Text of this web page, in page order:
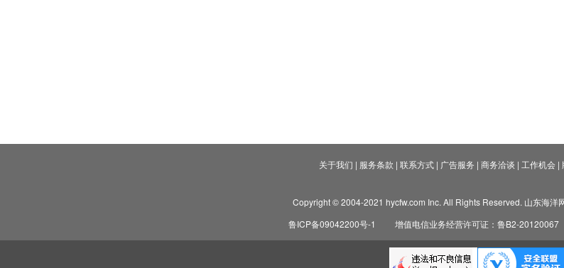
关于我们 | 服务条款 | 联系方式| 广告服务 | 商务洽谈 | 工作机会|
Copyright © 2004-2021 hycfw.com Inc. All Rights Reserved. 山东海洋
鲁ICP备09042200号-1
增值电信业务经营许可证：鲁B2-20120067